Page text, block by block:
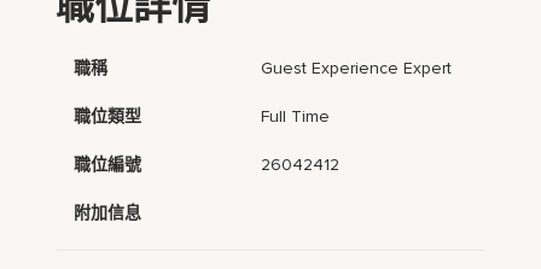
職位詳情
職稱 Guest Experience Expert
職位類型 Full Time
職位編號 26042412
附加信息